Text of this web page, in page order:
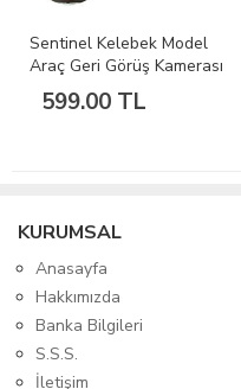
Sentinel Kelebek Model
Araç Geri Görüş Kamerası
599.00 TL
KURUMSAL
Anasayfa
Hakkımızda
Banka Bilgileri
S.S.S.
İletişim